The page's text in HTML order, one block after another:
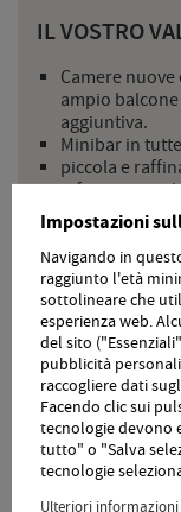
IL VOSTRO
Camere
ampio
aggiuntiva.
Minibar in
piccola e
infrarossi e
piscina a
Alto Adige
LA NOSTRA
Nella nostra
riguarda la
Impostazioni
Navigando in
raggiunto l'età
sottolineare che
esperienza web.
del sito
pubblicità
raccogliere dati
Facendo clic sui
tecnologie devono
tutto" o "Salva
tecnologie
Ulteriori informazioni